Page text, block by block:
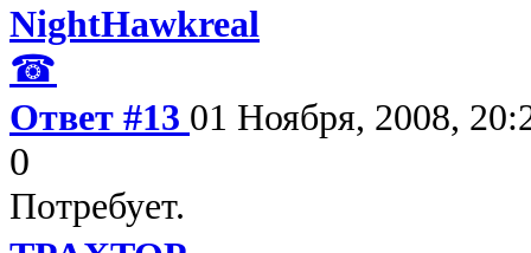
NightHawkreal
☎
Ответ #13 01 Ноября, 2008,
0
Потребует.